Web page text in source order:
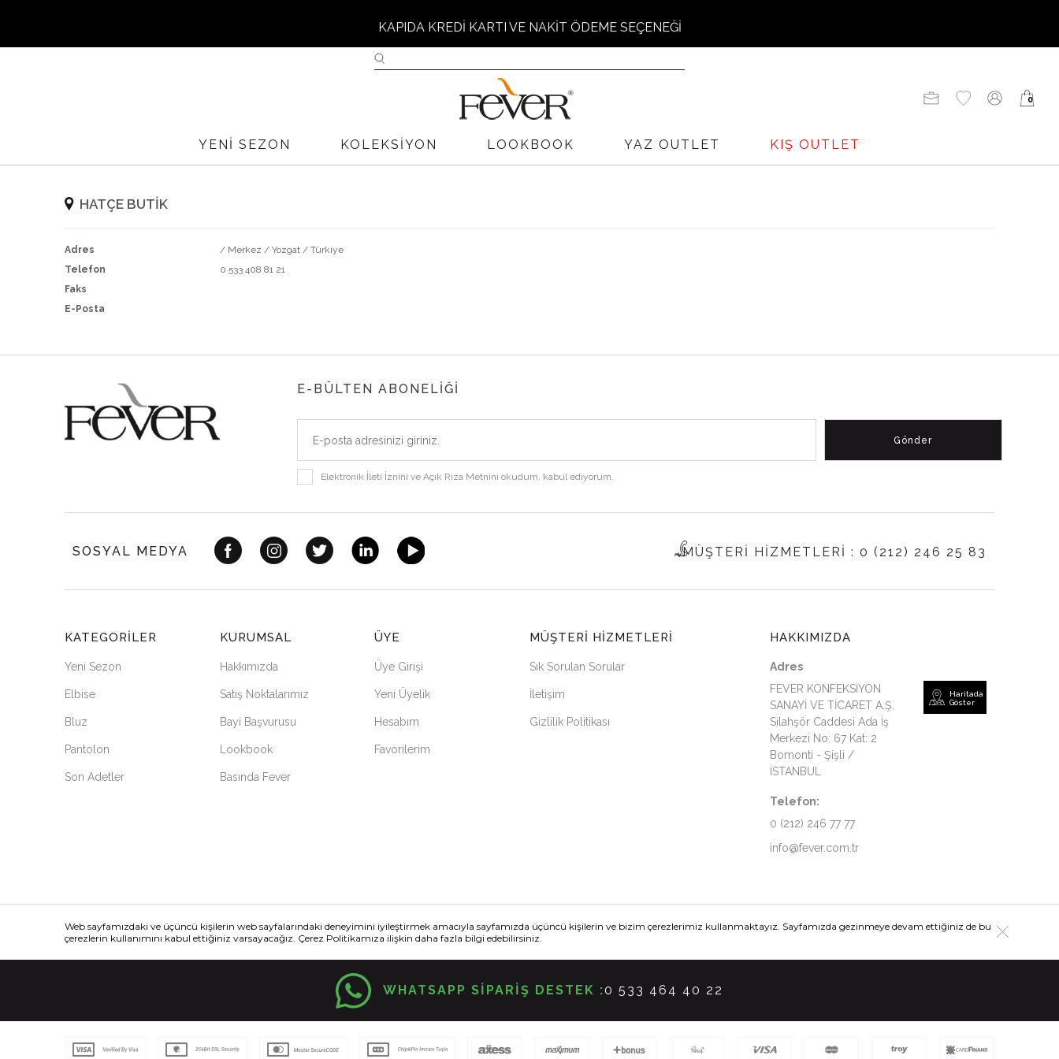
KAPIDA KREDİ KARTI VE NAKİT ÖDEME SEÇENEĞİ
SİPARİŞ VERMEDEN ÖNCE LÜTFEN FEVER BEDEN TABLOSUNU
İNCELEYİNİZ.
YURTİÇİ KARGO İADE KODUMUZ YOKTUR FİRMA ÜNVANIMIZ İLE İADENİZİ
TÜM KARTLARA 12 AYA VARAN TAKSİT İMKANI
KAPIDA KREDİ KARTI VE NAKİT ÖDEME SEÇENEĞİ
SİPARİŞ VERMEDEN ÖNCE LÜTFEN FEVER BEDEN TABLOSUNU
TESLİM EDİNİZ
W H O L E - S A L E --> 0 531 262 76 16
0
YENİ SEZON KOLEKSIYON LOOKBOOK YAZ OUTLET KIŞ OUTLET
HATÇE BUTİK
Adres
/ Merkez / Yozgat / Türkiye
Telefon
0 533 408 81 21
Faks
E-Posta
E-BÜLTEN ABONELİĞİ
Elektronik İleti İznini ve Açık Rıza Metnini okudum, kabul ediyorum.
SOSYAL MEDYA MÜŞTERİ HİZMETLERİ : 0 (212) 246 25 83
KATEGORILER
Yeni Sezon
Elbise
Bluz
Pantolon
Son Adetler
KURUMSAL
Hakkımızda
Satış Noktalarımız
Bayi Başvurusu
Lookbook
Basında Fever
ÜYE
Üye Girişi
Yeni Üyelik
Hesabım
Favorilerim
MÜŞTERI HIZMETLERI
Sık Sorulan Sorular
İletişim
Gizlilik Politikası
HAKKIMIZDA
Adres
FEVER KONFEKSİYON
SANAYİ VE TİCARET A.Ş.
Silahşör Caddesi Ada İş
Merkezi No: 67 Kat: 2
Bomonti - Şişli /
İSTANBUL
Haritada
Göster
Telefon:
0 (212) 246 77 77
info@fever.com.tr
Web sayfamızdaki ve üçüncü kişilerin web sayfalarındaki deneyimini iyileştirmek amacıyla sayfamızda üçüncü kişilerin ve bizim çerezlerimiz kullanmaktayız. Sayfamızda gezinmeye devam ettiğiniz de bu
çerezlerin kullanımını kabul ettiğiniz varsayacağız. Çerez Politikamıza ilişkin daha fazla bilgi edebilirsiniz.
WHATSAPP SİPARİŞ DESTEK :0 533 464 40 22